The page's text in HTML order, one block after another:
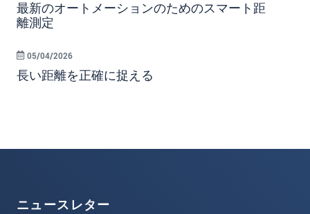
最新のオートメーションのためのスマート距
離測定
長い距離を正確に捉える
05/04/2026
ニュースレター